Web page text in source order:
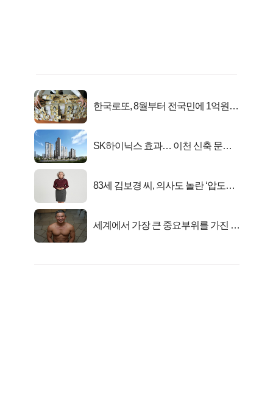
한국로또, 8월부터 전국민에 1억원씩
SK하이닉스 효과… 이천 신축 문의
83세 김보경 씨, 의사도 놀란 ‘압도적
세계에서 가장 큰 중요부위를 가진 남